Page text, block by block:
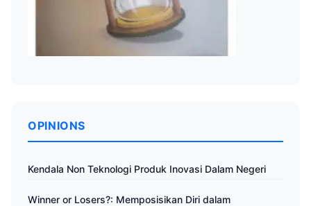
OPINIONS
Kendala Non Teknologi Produk Inovasi Dalam Negeri
Winner or Losers?: Memposisikan Diri dalam